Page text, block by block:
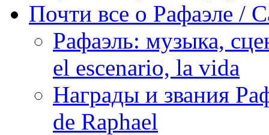
Почти все о Рафаэле /
Рафаэль: музыка,
el escenario, la vida
Награды и звания
de Raphael